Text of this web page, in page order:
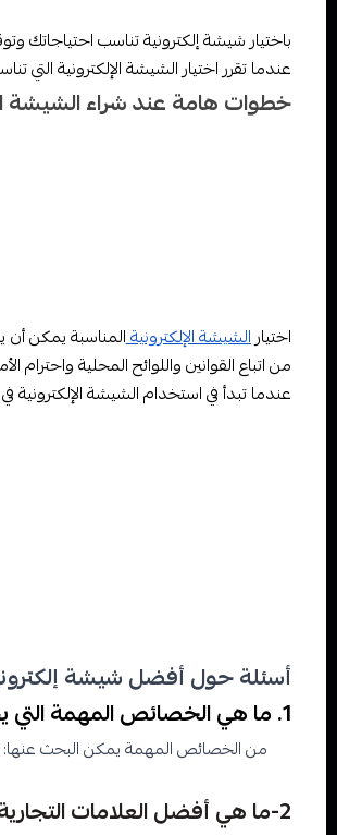
باختيار شيشة إلكترونية تناسب احتياجاتك
عندما تقرر اختيار الشيشة الإلكترونية
خطوات هامة عند شراء الشيشة
اختيارالشيشة الإلكترونيةالمناسبة يمكن أن
من اتباع القوانين واللوائح المحلية
عندما تبدأ في استخدام الشيشة الإلكترونية
أسئلة حول أفضل شيشة
1. ما هي الخصائص المهمة التي يجب البحث عنها عند شراء شيشة إلكترونية في السعودية؟
من الخصائص المهمة يمكن البحث عنها:
2-ما هي أفضل العلامات التجارية للشيش الإلكترونية في السعودية؟